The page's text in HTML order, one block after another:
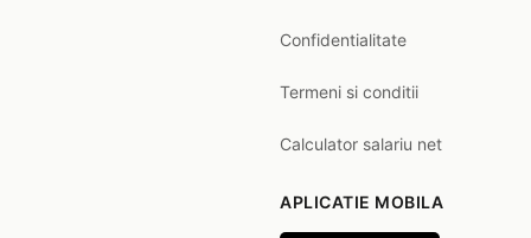
Confidentialitate
Termeni si conditii
Calculator salariu net
APLICATIE MOBILA